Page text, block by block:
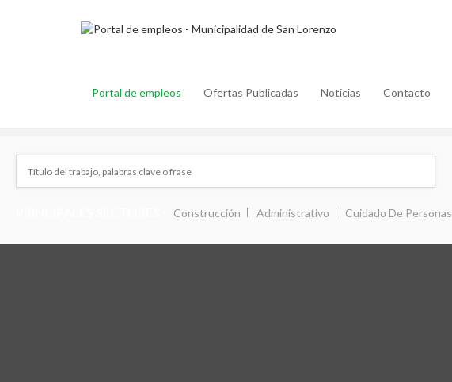
Portal de empleos Ofertas Publicadas Noticias Contacto
Construcción Administrativo Cuidado De Personas